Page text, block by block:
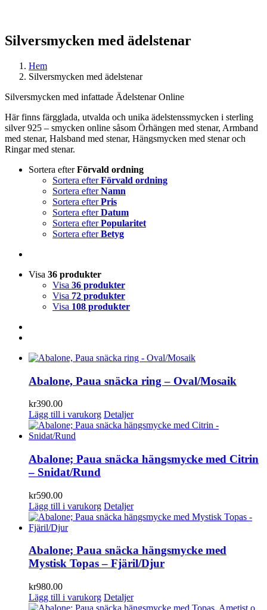
Silversmycken med ädelstenar
Hem
Silversmycken med ädelstenar
Silversmycken med infattade Ädelstenar Online
Här finns färgglada, utvalda och unika ädelstenssmycken i sterling
silver 925 – smycken online såsom Örhängen med stenar, Armband
med stenar, Halsband med stenar, Hängsmycken med stenar och
Ringar med stenar.
Sortera efterFörvald ordning
Sortera efterFörvald ordning
Sortera efterNamn
Sortera efterPris
Sortera efterDatum
Sortera efterPopularitet
Sortera efterBetyg
Visa 36 produkter
Visa 36 produkter
Visa 72 produkter
Visa 108 produkter
Abalone, Paua snäcka ring – Oval/Mosaik
kr390.00
Lägg till i varukorg Detaljer
Abalone; Paua snäcka hängsmycke med Citrin
– Snidat/Rund
kr590.00
Lägg till i varukorg Detaljer
Abalone; Paua snäcka hängsmycke med
Mystisk Topas – Fjäril/Djur
kr980.00
Lägg till i varukorg Detaljer